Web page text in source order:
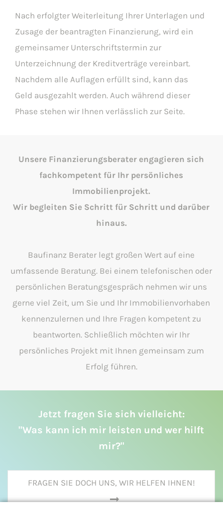
Nach erfolgter Weiterleitung Ihrer Unterlagen und
Zusage der beantragten Finanzierung, wird ein
gemeinsamer Unterschriftstermin zur
Unterzeichnung der Kreditverträge vereinbart.
Nachdem alle Auflagen erfüllt sind, kann das
Geld ausgezahlt werden. Auch während dieser
Phase stehen wir Ihnen verlässlich zur Seite.
Unsere Finanzierungsberater engagieren sich
fachkompetent für Ihr persönliches
Immobilienprojekt.
Wir begleiten Sie Schritt für Schritt und darüber
hinaus.
Baufinanz Berater legt großen Wert auf eine
umfassende Beratung. Bei einem telefonischen oder
persönlichen Beratungsgespräch nehmen wir uns
gerne viel Zeit, um Sie und Ihr Immobilienvorhaben
kennenzulernen und Ihre Fragen kompetent zu
beantworten. Schließlich möchten wir Ihr
persönliches Projekt mit Ihnen gemeinsam zum
Erfolg führen.
Jetzt fragen Sie sich vielleicht:
"Was kann ich mir leisten und wer hilft
mir?"
FRAGEN SIE DOCH UNS, WIR HELFEN IHNEN!